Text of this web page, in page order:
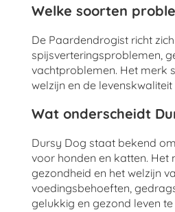
Welke soorten
De Paardendrogist richt
spijsverteringsproblemen,
vachtproblemen. Het merk
welzijn en de
Wat onderscheidt
Dursy Dog staat bekend
voor honden en katten. Het
gezondheid en het welzijn
voedingsbehoeften,
gelukkig en gezond leven te